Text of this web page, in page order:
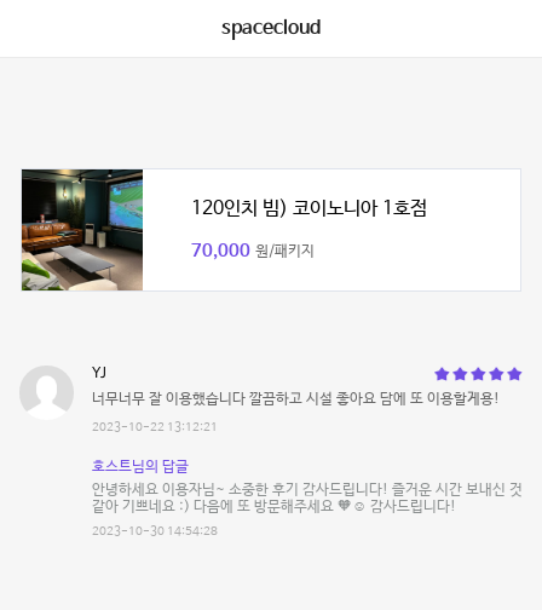
spacecloud
120인치 빔) 코이노니아 1호점
70,000 원/패키지
YJ
너무너무 잘 이용했습니다 깔끔하고 시설 좋아요 담에 또 이용할게용!
2023-10-22 13:12:21
호스트님의 답글
안녕하세요 이용자님~ 소중한 후기 감사드립니다! 즐거운 시간 보내신 것
같아 기쁘네요 :) 다음에 또 방문해주세요 🧡☺️ 감사드립니다!
2023-10-30 14:54:28